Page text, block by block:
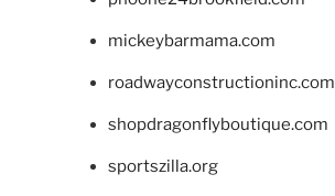
mickeybarmama.com
roadwayconstructioninc.com
shopdragonflyboutique.com
sportszilla.org